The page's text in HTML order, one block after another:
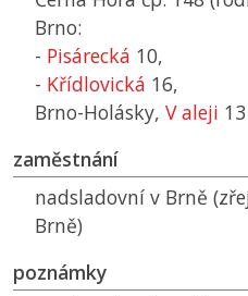
Brno:
- Pisárecká 10,
- Křídlovická 16,
Brno-Holásky, V aleji 13
zaměstnání
nadsladovní v Brně
Brně)
poznámky